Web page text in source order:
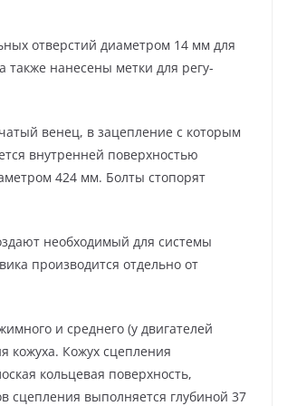
отверстий диаметром 14 мм для
также нанесены метки для регу­
венец, в зацепление с которым
внутренней поверхностью
424 мм. Болты стопорят
необходимый для системы
производится отдельно от
и среднего (у двигателей
кожуха. Кожух сцепления
кольцевая поверхность,
сцепления выполняется глубиной 37